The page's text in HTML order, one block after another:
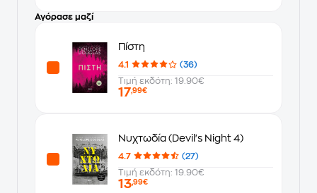
Αγόρασε μαζί
Πίστη
4.1
(36)
Τιμή εκδότη: 19.90€
17,99€
Νυχτωδία (Devil's Night 4)
4.7
(27)
Τιμή εκδότη: 19.90€
13,99€